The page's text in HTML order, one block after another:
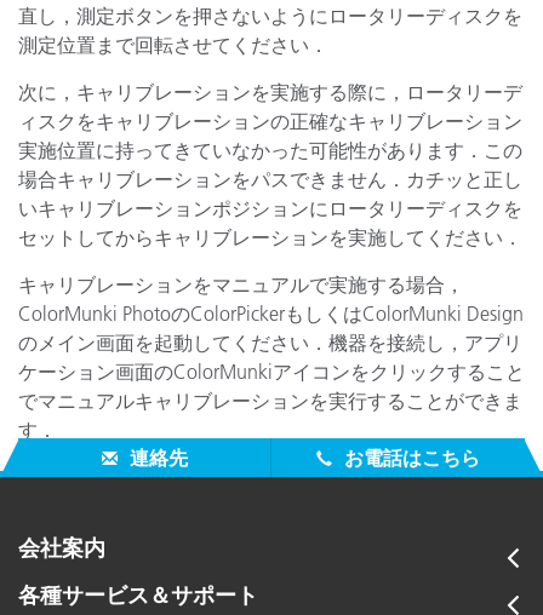
直し，測定ボタンを押さないようにロータリーディスクを
測定位置まで回転させてください．
次に，キャリブレーションを実施する際に，ロータリーデ
ィスクをキャリブレーションの正確なキャリブレーション
実施位置に持ってきていなかった可能性があります．この
場合キャリブレーションをパスできません．カチッと正し
いキャリブレーションポジションにロータリーディスクを
セットしてからキャリブレーションを実施してください．
キャリブレーションをマニュアルで実施する場合，
ColorMunki PhotoのColorPickerもしくはColorMunki Design
のメイン画面を起動してください．機器を接続し，アプリ
ケーション画面のColorMunkiアイコンをクリックすること
でマニュアルキャリブレーションを実行することができま
す．
連絡先
お電話はこちら
会社案内
各種サービス＆サポート